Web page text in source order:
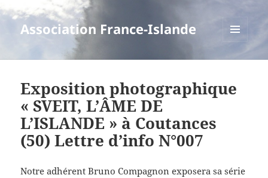
Association France-Islande
Exposition photographique
« SVEIT, L’ÂME DE
L’ISLANDE » à Coutances
(50) Lettre d’info N°007
Notre adhérent Bruno Compagnon exposera sa série